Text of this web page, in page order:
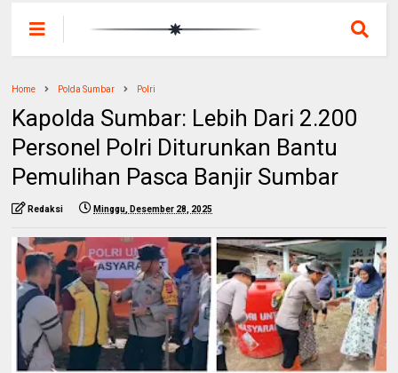
Home Polda Sumbar Polri
Kapolda Sumbar: Lebih Dari 2.200
Personel Polri Diturunkan Bantu
Pemulihan Pasca Banjir Sumbar
Redaksi Minggu, Desember 28, 2025